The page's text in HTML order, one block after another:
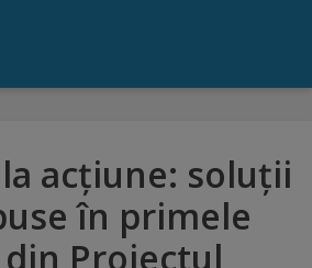
acțiune: soluții
în primele
Proiectul